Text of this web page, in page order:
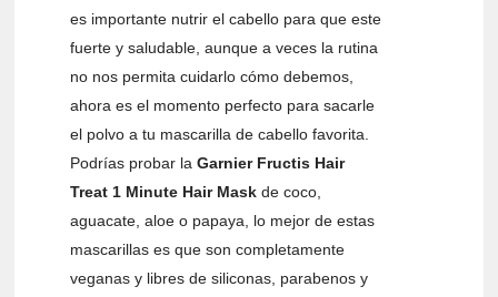
es importante nutrir el cabello para que este
fuerte y saludable, aunque a veces la rutina
no nos permita cuidarlo cómo debemos,
ahora es el momento perfecto para sacarle
el polvo a tu mascarilla de cabello favorita.
Podrías probar la Garnier Fructis Hair
Treat 1 Minute Hair Maskde coco,
aguacate, aloe o papaya, lo mejor de estas
mascarillas es que son completamente
veganas y libres de siliconas, parabenos y